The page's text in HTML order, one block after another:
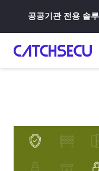
공공기관 전용 솔